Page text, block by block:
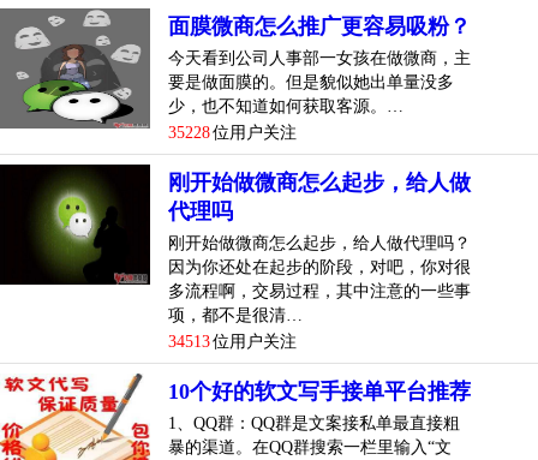
面膜微商怎么推广更容易吸粉？
今天看到公司人事部一女孩在做微商，主
要是做面膜的。但是貌似她出单量没多
少，也不知道如何获取客源。…
35228位用户关注
刚开始做微商怎么起步，给人做
代理吗
刚开始做微商怎么起步，给人做代理吗？
因为你还处在起步的阶段，对吧，你对很
多流程啊，交易过程，其中注意的一些事
项，都不是很清…
34513位用户关注
10个好的软文写手接单平台推荐
1、QQ群：QQ群是文案接私单最直接粗
暴的渠道。在QQ群搜索一栏里输入“文